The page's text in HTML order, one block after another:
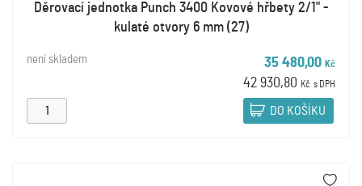
Děrovací jednotka Punch 3400 Kovové hřbety 2/1" -
kulaté otvory 6 mm (27)
není skladem 35 480,00 Kč
42 930,80 Kč s DPH
DO KOŠÍKU